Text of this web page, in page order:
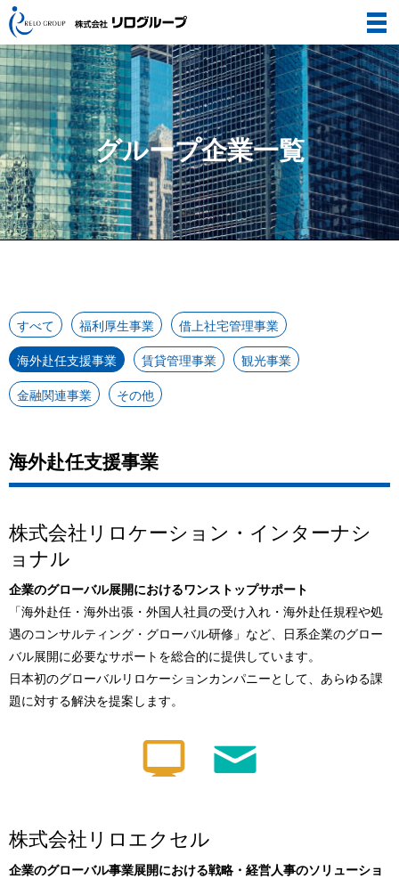
グループ企業一覧
すべて 福利厚⽣事業 借上社宅管理事業
海外赴任支援事業 賃貸管理事業 観光事業
金融関連事業 その他
海外赴任支援事業
株式会社リロケーション・インターナシ
ョナル
企業のグローバル展開におけるワンストップサポート
「海外赴任・海外出張・外国人社員の受け入れ・海外赴任規程や処
遇のコンサルティング・グローバル研修」など、日系企業のグロー
バル展開に必要なサポートを総合的に提供しています。
日本初のグローバルリロケーションカンパニーとして、あらゆる課
題に対する解決を提案します。
株式会社リロエクセル
企業のグローバル事業展開における戦略・経営人事のソリューショ